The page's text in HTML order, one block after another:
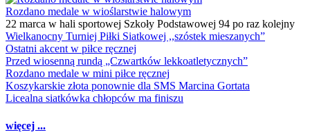
Rozdano medale w wioślarstwie halowym
22 marca w hali sportowej Szkoły Podstawowej 94 po raz kolejny
Wielkanocny Turniej Piłki Siatkowej ,,szóstek mieszanych”
Ostatni akcent w piłce ręcznej
Przed wiosenną rundą „Czwartków lekkoatletycznych”
Rozdano medale w mini piłce ręcznej
Koszykarskie złota ponownie dla SMS Marcina Gortata
Licealna siatkówka chłopców ma finiszu
więcej ...